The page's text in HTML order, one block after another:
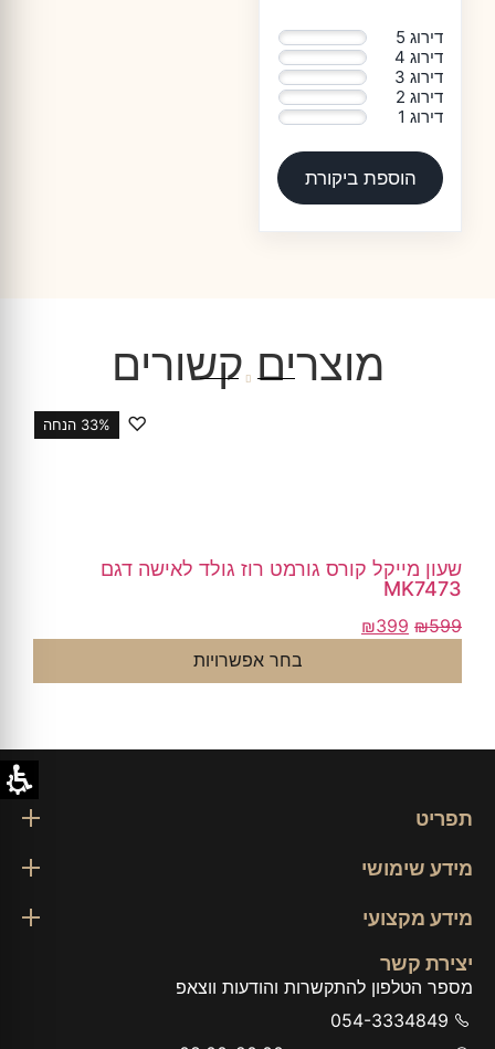
דירוג 5
דירוג 4
דירוג 3
דירוג 2
דירוג 1
הוספת ביקורת
מוצרים קשורים
33% הנחה ♡
שעון מייקל קורס גורמט רוז גולד לאישה דגם
MK7473
₪599
₪399
בחר אפשרויות
תפריט
מידע שימושי
מידע מקצועי
יצירת קשר
מספר הטלפון להתקשרות והודעות ווצאפ
054-3334849